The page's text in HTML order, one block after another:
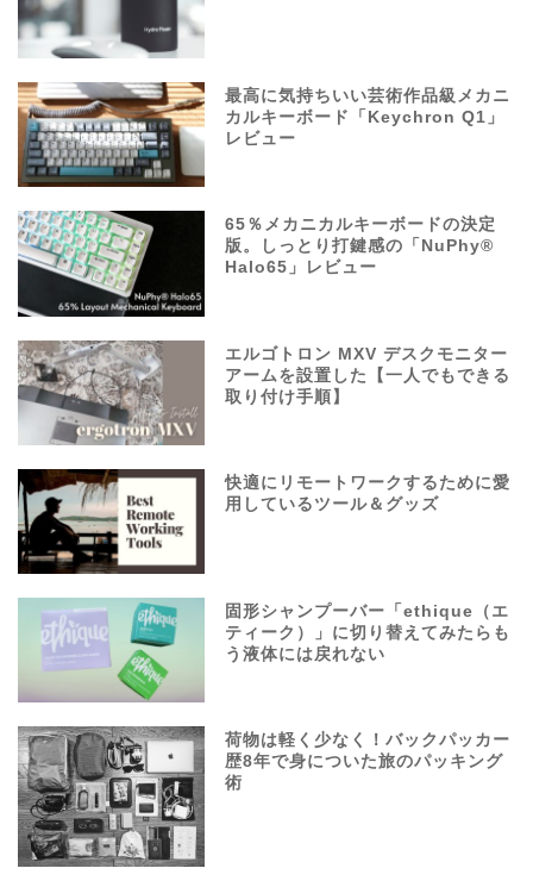
最高に気持ちいい芸術作品級メカニ
カルキーボード「Keychron Q1」
レビュー
65％メカニカルキーボードの決定
版。しっとり打鍵感の「NuPhy®
Halo65」レビュー
エルゴトロン MXV デスクモニター
アームを設置した【一人でもできる
取り付け手順】
快適にリモートワークするために愛
用しているツール＆グッズ
固形シャンプーバー「ethique（エ
ティーク）」に切り替えてみたらも
う液体には戻れない
荷物は軽く少なく！バックパッカー
歴8年で身についた旅のパッキング
術